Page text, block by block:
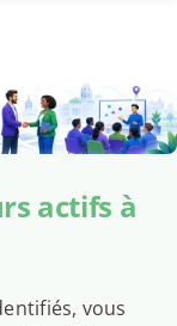
actifs à
vous